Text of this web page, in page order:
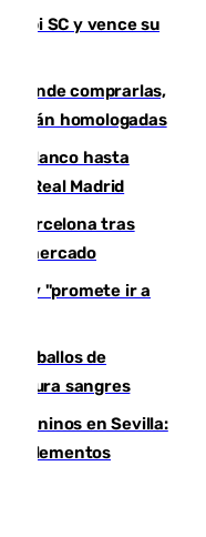
SC y vence su
dónde comprarlas,
están homologadas
blanco hasta
el Real Madrid
Barcelona tras
el mercado
y "promete ir a
caballos de
pura sangres
caninos en Sevilla:
elementos